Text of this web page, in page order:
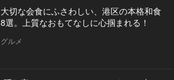
大切な会食にふさわしい、港区の本格和食
8選。上質なおもてなしに心掴まれる！
グルメ